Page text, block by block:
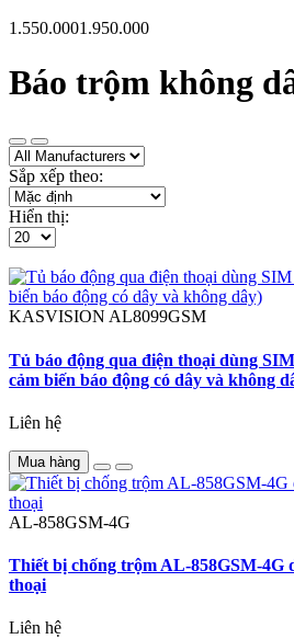
1.550.0001.950.000
Báo trộm không
Sắp xếp theo:
Hiển thị:
KASVISION AL8099GSM
Tủ báo động qua điện thoại dùng
cảm biến báo động có dây và không
Liên hệ
Mua hàng
AL-858GSM-4G
Thiết bị chống trộm AL-858GSM-4G
thoại
Liên hệ